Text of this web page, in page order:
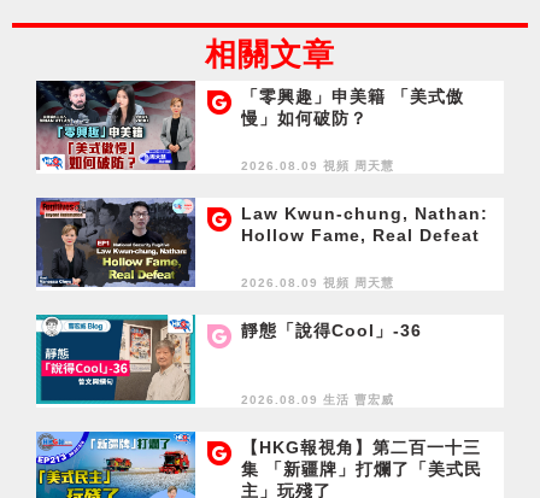
相關文章
「零興趣」申美籍 「美式傲
慢」如何破防？
2026.08.09 視頻 周天慧
Law Kwun-chung, Nathan:
Hollow Fame, Real Defeat
2026.08.09 視頻 周天慧
靜態「說得Cool」-36
2026.08.09 生活 曹宏威
【HKG報視角】第二百一十三
集 「新疆牌」打爛了「美式民
主」玩殘了